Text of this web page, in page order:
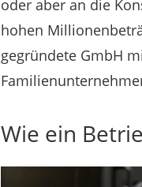
oder aber an die
hohen
gegründete GmbH
Wie ein